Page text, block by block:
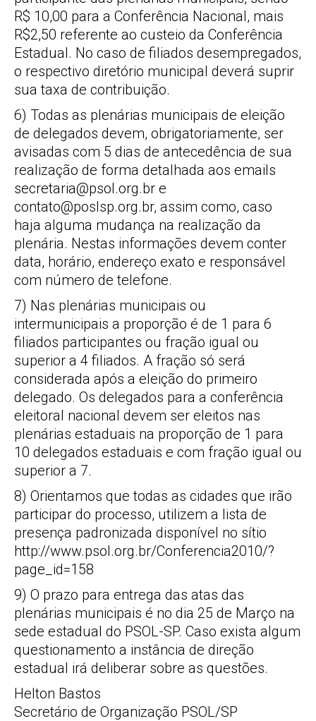
R$ 10,00 para a Conferência Nacional, mais
R$2,50 referente ao custeio da Conferência
Estadual. No caso de filiados desempregados,
o respectivo diretório municipal deverá suprir
sua taxa de contribuição.
6) Todas as plenárias municipais de eleição
de delegados devem, obrigatoriamente, ser
avisadas com 5 dias de antecedência de sua
realização de forma detalhada aos emails
secretaria@psol.org.br e
contato@poslsp.org.br, assim como, caso
haja alguma mudança na realização da
plenária. Nestas informações devem conter
data, horário, endereço exato e responsável
com número de telefone.
7) Nas plenárias municipais ou
intermunicipais a proporção é de 1 para 6
filiados participantes ou fração igual ou
superior a 4 filiados. A fração só será
considerada após a eleição do primeiro
delegado. Os delegados para a conferência
eleitoral nacional devem ser eleitos nas
plenárias estaduais na proporção de 1 para
10 delegados estaduais e com fração igual ou
superior a 7.
8) Orientamos que todas as cidades que irão
participar do processo, utilizem a lista de
presença padronizada disponível no sítio
http://www.psol.org.br/Conferencia2010/?
page_id=158
9) O prazo para entrega das atas das
plenárias municipais é no dia 25 de Março na
sede estadual do PSOL-SP. Caso exista algum
questionamento a instância de direção
estadual irá deliberar sobre as questões.
Helton Bastos
Secretário de Organização PSOL/SP